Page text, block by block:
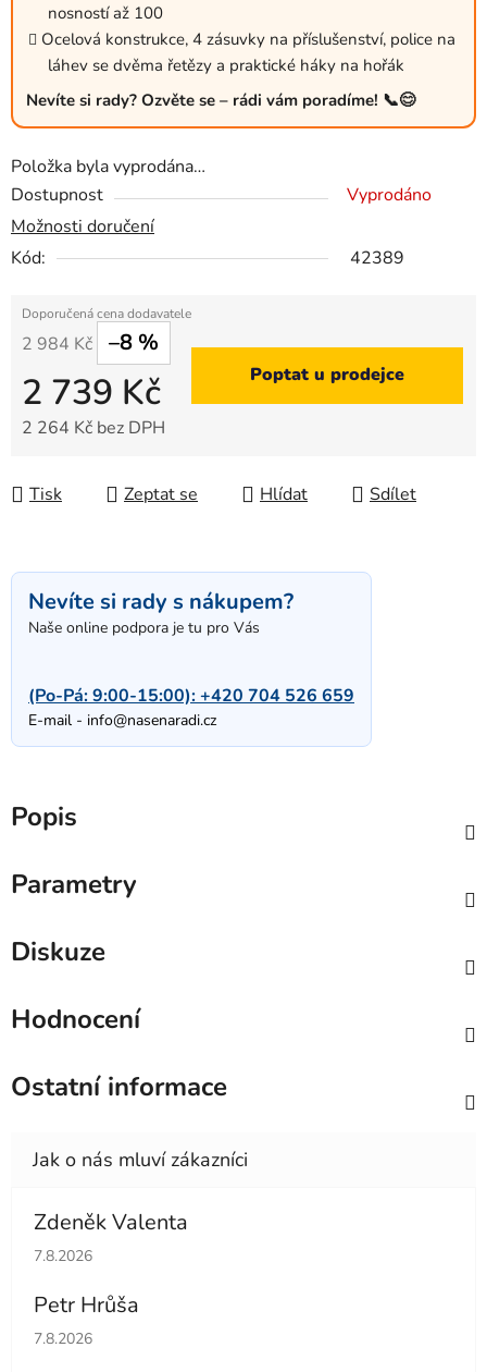
nosností až 100
Ocelová konstrukce, 4 zásuvky na příslušenství, police na
láhev se dvěma řetězy a praktické háky na hořák
Nevíte si rady? Ozvěte se – rádi vám poradíme! 📞😊
Položka byla vyprodána…
Dostupnost
Vyprodáno
Možnosti doručení
Kód:
42389
2 984 Kč –8 %
2 739 Kč
2 264 Kč bez DPH
Poptat u prodejce
Tisk Zeptat se Hlídat Sdílet
Nevíte si rady s nákupem?
Naše online podpora je tu pro Vás
(Po-Pá: 9:00-15:00):+420 704 526 659
E-mail - info@nasenaradi.cz
Popis
Parametry
Diskuze
Hodnocení
Ostatní informace
Zdeněk Valenta
Hodnocení obchodu je 5 z 5 hvězdiček.
7.8.2026
Petr Hrůša
Hodnocení obchodu je 5 z 5 hvězdiček.
7.8.2026